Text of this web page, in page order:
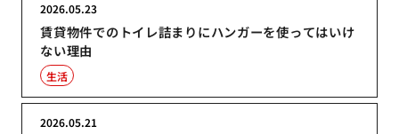
賃貸物件でのトイレ詰まりにハンガーを使ってはいけ
ない理由
2026.05.23
生活
2026.05.21